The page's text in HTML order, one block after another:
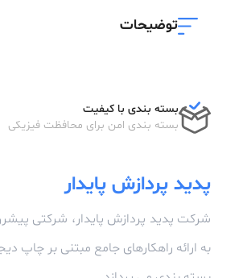
توضیحات
بسته بندی با کیفیت
بسته بندی امن برای محافظت فیزیکی
پدید پردازش پایدار
شرکت پدید پردازش پایدار، شرکتی
به ارائه راهکارهای جامع مبتنی بر